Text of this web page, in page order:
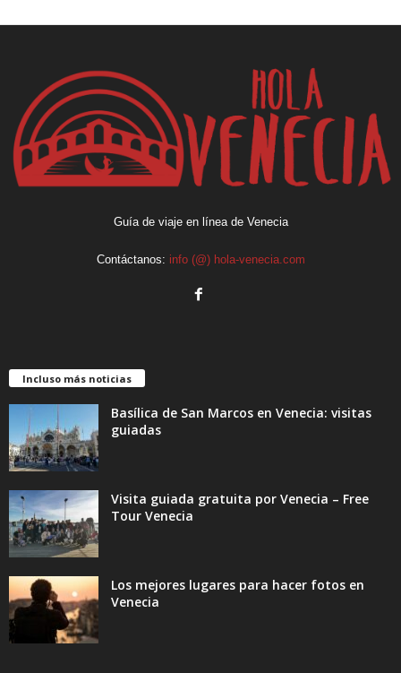
Guía de viaje en línea de Venecia
Contáctanos: info (@) hola-venecia.com
Incluso más noticias
Basílica de San Marcos en Venecia: visitas
guiadas
Visita guiada gratuita por Venecia – Free
Tour Venecia
Los mejores lugares para hacer fotos en
Venecia